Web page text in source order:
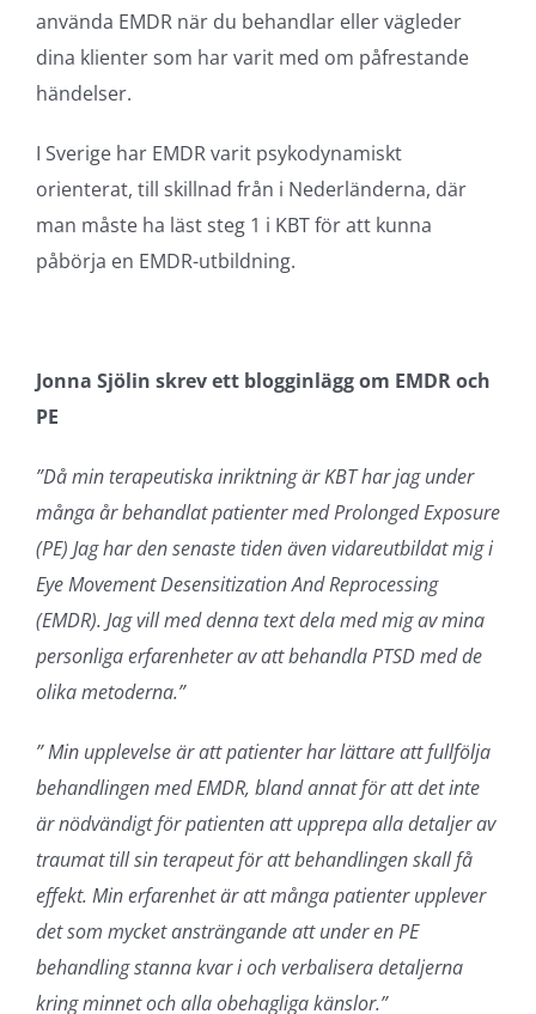
använda EMDR när du behandlar eller vägleder
dina klienter som har varit med om påfrestande
händelser.
I Sverige har EMDR varit psykodynamiskt
orienterat, till skillnad från i Nederländerna, där
man måste ha läst steg 1 i KBT för att kunna
påbörja en EMDR-utbildning.
Jonna Sjölin skrev ett blogginlägg om EMDR och
PE
”Då min terapeutiska inriktning är KBT har jag under
många år behandlat patienter med Prolonged Exposure
(PE) Jag har den senaste tiden även vidareutbildat mig i
Eye Movement Desensitization And Reprocessing
(EMDR). Jag vill med denna text dela med mig av mina
personliga erfarenheter av att behandla PTSD med de
olika metoderna.”
”Min upplevelse är att patienter har lättare att fullfölja
behandlingen med EMDR, bland annat för att det inte
är nödvändigt för patienten att upprepa alla detaljer av
traumat till sin terapeut för att behandlingen skall få
effekt. Min erfarenhet är att många patienter upplever
det som mycket ansträngande att under en PE
behandling stanna kvar i och verbalisera detaljerna
kring minnet och alla obehagliga känslor.”